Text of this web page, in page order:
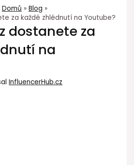
Domů
Blog
za každé zhlédnutí na Youtube?
dostanete za
na
InfluencerHub.cz